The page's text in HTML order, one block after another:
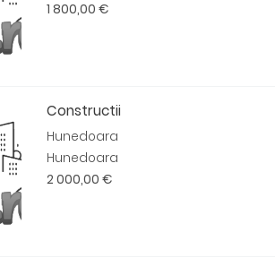
1 800,00 €
Constructii
Hunedoara
Hunedoara
2 000,00 €